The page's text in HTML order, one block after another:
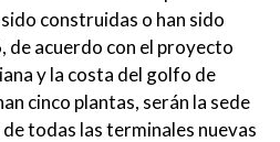
construidas o han sido
de acuerdo con el proyecto
y la costa del golfo de
cinco plantas, serán la sede
todas las terminales nuevas